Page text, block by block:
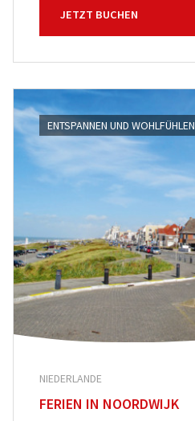
JETZT BUCHEN
ENTSPANNEN UND WOHLFÜHLEN
NIEDERLANDE
FERIEN IN NOORDWIJK